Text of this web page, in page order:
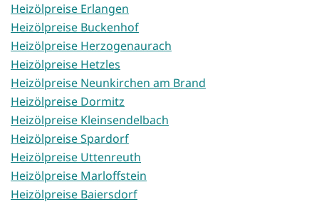
Heizölpreise Erlangen
Heizölpreise Buckenhof
Heizölpreise Herzogenaurach
Heizölpreise Hetzles
Heizölpreise Neunkirchen am Brand
Heizölpreise Dormitz
Heizölpreise Kleinsendelbach
Heizölpreise Spardorf
Heizölpreise Uttenreuth
Heizölpreise Marloffstein
Heizölpreise Baiersdorf